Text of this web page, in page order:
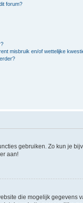
forum?
misbruik en/of wettelijke
gebruiken. Zo kun je
aan!
die mogelijk gegevens